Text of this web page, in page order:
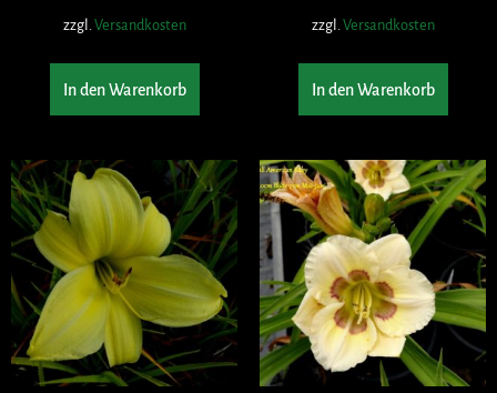
zzgl.Versandkosten
In den Warenkorb
zzgl.Versandkosten
In den Warenkorb